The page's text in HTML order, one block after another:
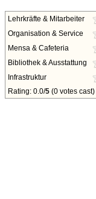
Lehrkräfte & Mitarbeiter
Organisation & Service
Mensa & Cafeteria
Bibliothek & Ausstattung
Infrastruktur
Rating: 0.0/5 (0 votes cast)